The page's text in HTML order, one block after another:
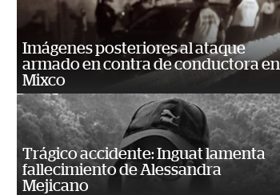
Imágenes posteriores al ataque
armado en contra de conductora en
Mixco
Trágico accidente: Inguat lamenta
fallecimiento de Alessandra
Mejicano